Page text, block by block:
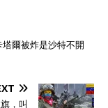
爾被炸是沙特不開
，叫